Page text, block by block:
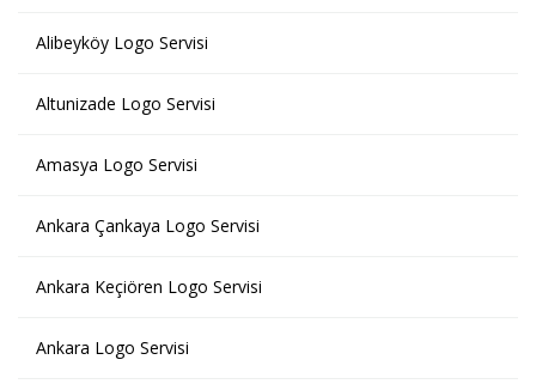
Alibeyköy Logo Servisi
Altunizade Logo Servisi
Amasya Logo Servisi
Ankara Çankaya Logo Servisi
Ankara Keçiören Logo Servisi
Ankara Logo Servisi